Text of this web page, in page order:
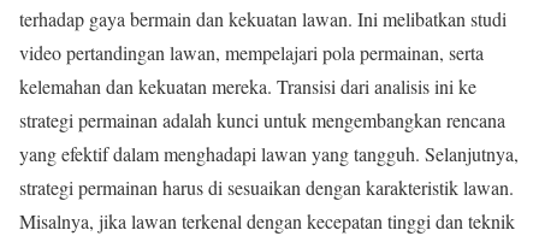
terhadap gaya bermain dan kekuatan lawan. Ini melibatkan studi
video pertandingan lawan, mempelajari pola permainan, serta
kelemahan dan kekuatan mereka. Transisi dari analisis ini ke
strategi permainan adalah kunci untuk mengembangkan rencana
yang efektif dalam menghadapi lawan yang tangguh. Selanjutnya,
strategi permainan harus di sesuaikan dengan karakteristik lawan.
Misalnya, jika lawan terkenal dengan kecepatan tinggi dan teknik